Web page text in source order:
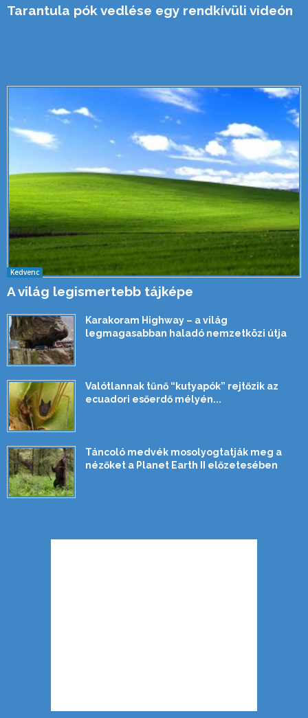
Tarantula pók vedlése egy rendkívüli videón
Kedvenc
A világ legismertebb tájképe
Karakoram Highway – a világ
legmagasabban haladó nemzetközi útja
Valótlannak tűnő “kutyapók” rejtőzik az
ecuadori esőerdő mélyén...
Táncoló medvék mosolyogtatják meg a
nézőket a Planet Earth II előzetesében